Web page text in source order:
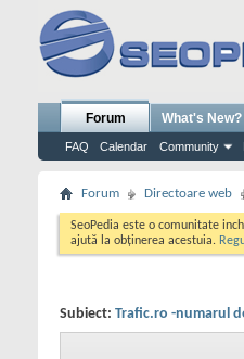
Forum
FAQ Calendar Community
What's New?
Forum Directoare web
SeoPedia este o comunitate
ajută la obținerea acestuia.
Subiect: Trafic.ro -numarul